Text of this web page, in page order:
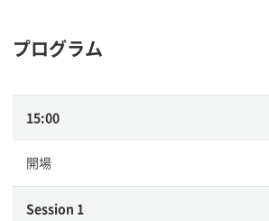
プログラム
15:00
開場
Session 1